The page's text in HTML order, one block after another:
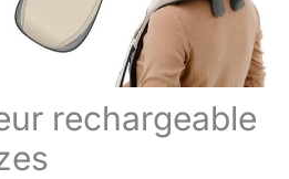
rechargeable